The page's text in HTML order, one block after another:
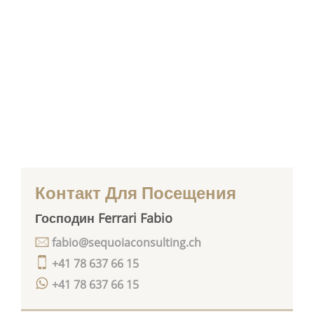
Контакт Для Посещения
Господин Ferrari Fabio
+41 78 637 66 15
+41 78 637 66 15
fabio@sequoiaconsulting.ch